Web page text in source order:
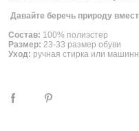
Давайте беречь природу
Состав: 100% полиэстер
Размер: 23-33 размер обуви
Уход: ручная стирка или